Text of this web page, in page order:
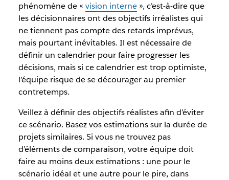
phénomène de « vision interne», c’est-à-dire que
les décisionnaires ont des objectifs irréalistes qui
ne tiennent pas compte des retards imprévus,
mais pourtant inévitables. Il est nécessaire de
définir un calendrier pour faire progresser les
décisions, mais si ce calendrier est trop optimiste,
l’équipe risque de se décourager au premier
contretemps.
Veillez à définir des objectifs réalistes afin d’éviter
ce scénario. Basez vos estimations sur la durée de
projets similaires. Si vous ne trouvez pas
d’éléments de comparaison, votre équipe doit
faire au moins deux estimations : une pour le
scénario idéal et une autre pour le pire, dans